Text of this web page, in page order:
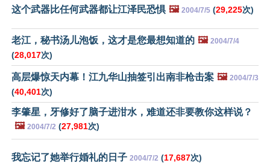
这个武器比任何武器都让江泽民恐惧 🖼️ 2004/7/5 (29,225次)
老江，秘书汤儿泡饭，这才是您最想知道的 🖼️ 2004/7/4
(28,017次)
高层爆惊天内幕！江九华山抽签引出南非枪击案 🖼️ 2004/7/3
(40,401次)
李肇星，牙修好了脑子进泔水，难道还非要教你这样说？
🖼️ 2004/7/2 (27,981次)
我忘记了她举行婚礼的日子 2004/7/2 (17,687次)